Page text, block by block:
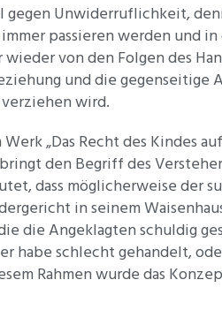
Unwiderruflichkeit,
passieren werden und
von den Folgen des
und die
wird.
„Das Recht des Kindes
den Begriff des
dass möglicherweise der
in seinem
die Angeklagten schuldig
habe schlecht gehandelt,
Rahmen wurde das